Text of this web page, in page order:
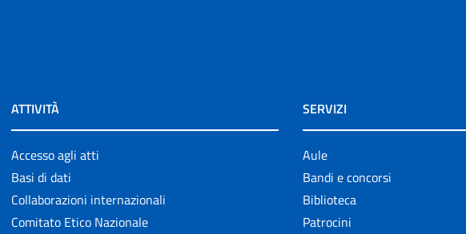
ATTIVITÀ
Accesso agli atti
Basi di dati
Collaborazioni internazionali
Comitato Etico Nazionale
SERVIZI
Aule
Bandi e concorsi
Biblioteca
Patrocini